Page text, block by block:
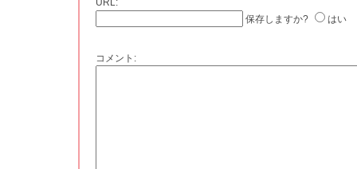
URL:
保存しますか?
はい
コメント: